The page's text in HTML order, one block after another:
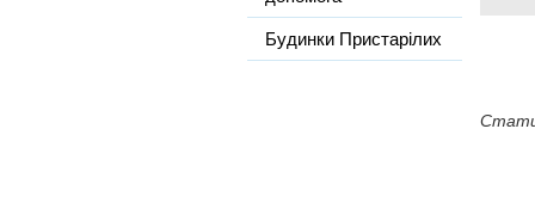
Будинки Пристарілих